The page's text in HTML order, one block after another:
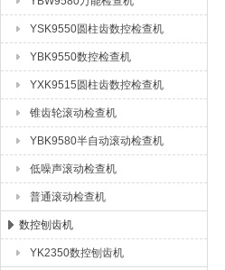
YSK9550圆柱齿数控检查机
YBK9550数控检查机
YXK9515圆柱齿数控检查机
锥齿轮滚动检查机
YBK9580半自动滚动检查机
低噪声滚动检查机
普通滚动检查机
数控刨齿机
YK2350数控刨齿机